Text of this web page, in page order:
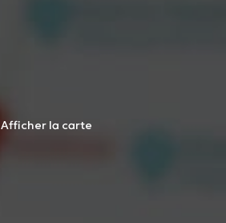
Afficher la carte